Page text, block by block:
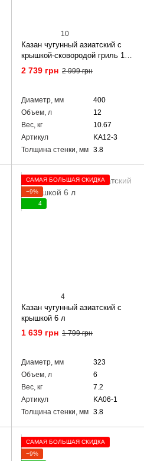
10
Казан чугунный азиатский с
крышкой-сковородой гриль 12
л
2 739 грн 2 999 грн
Диаметр, мм
400
Объем, л
12
Вес, кг
10.67
Артикул
KA12-3
Толщина стенки, мм 3.8
САМАЯ БОЛЬШАЯ СКИДКА
−9%
4
4
Казан чугунный азиатский с
крышкой 6 л
1 639 грн 1 799 грн
Диаметр, мм
323
Объем, л
6
Вес, кг
7.2
Артикул
KA06-1
Толщина стенки, мм 3.8
САМАЯ БОЛЬШАЯ СКИДКА
−9%